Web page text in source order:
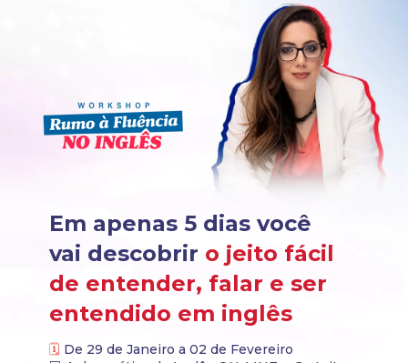
Em apenas 5 dias você
vai descobrir o jeit
de entender, falar e ser
entendido em inglês
🗓️ De 29 de Janeiro a 02 de Fevereiro